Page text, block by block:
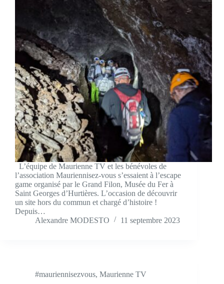
L’équipe de Maurienne TV et les bénévoles de
l’association Mauriennisez-vous s’essaient à l’escape
game organisé par le Grand Filon, Musée du Fer à
Saint Georges d’Hurtières. L’occasion de découvrir
un site hors du commun et chargé d’histoire !
Depuis…
Alexandre MODESTO
11 septembre 2023
#mauriennisezvous, Maurienne TV